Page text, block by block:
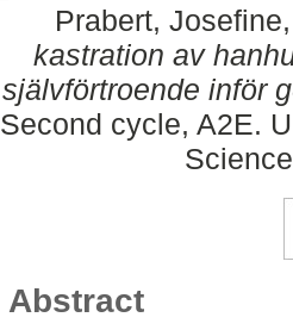
Prabert, Josefine
kastration av
självförtroende inför
Second cycle, A2E.
Abstract